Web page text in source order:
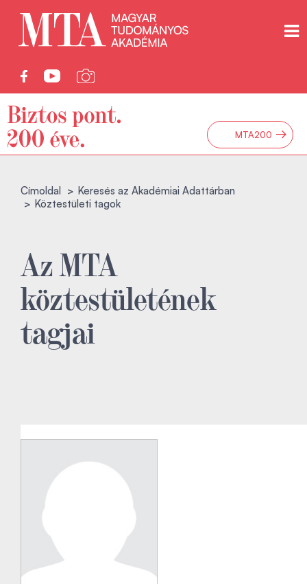
MTA200 →
Címoldal
Keresés az Akadémiai Adattárban
Köztestületi tagok
Az MTA
köztestületének
tagjai